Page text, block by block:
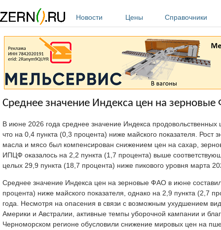
Новости
Цены Справочники
Среднее значение Индекса цен на
В июне 2026 года среднее значение Индекса
что на 0,4 пункта (0,3 процента) ниже майского показателя. Рост
масла и мясо был компенсирован снижением цен на сахар,
ИПЦФ оказалось на 2,2 пункта (1,7 процента) выше
целых 29,9 пункта (18,7 процента) ниже пикового уровня марта
Среднее значение Индекса цен на зерновые ФАО в июне
процента) ниже майского показателя, однако на 2,9 пункта (2,7
года. Несмотря на опасения в связи с возможным ухудшением
Америки и Австралии, активные темпы уборочной кампании и
Черноморском регионе обусловили снижение мировых цен на